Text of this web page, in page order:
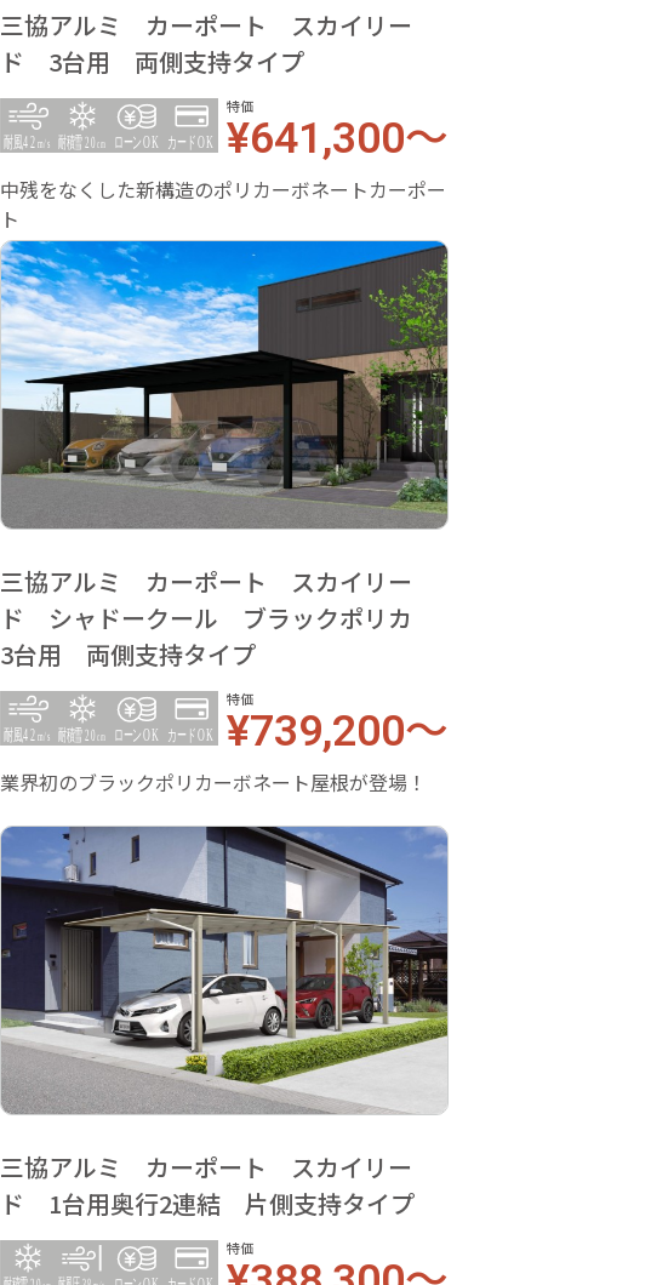
三協アルミ カーポート スカイリー
ド 3台用 両側支持タイプ
特価
¥641,300～
中残をなくした新構造のポリカーボネートカーポー
ト
三協アルミ カーポート スカイリー
ド シャドークール ブラックポリカ
3台用 両側支持タイプ
特価
¥739,200～
業界初のブラックポリカーボネート屋根が登場！
三協アルミ カーポート スカイリー
ド 1台用奥行2連結 片側支持タイプ
特価